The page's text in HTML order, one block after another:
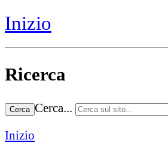
Inizio
Ricerca
Cerca Cerca...
Inizio